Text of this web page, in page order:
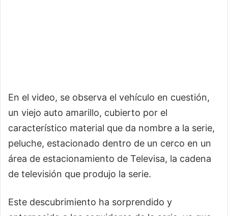
En el video, se observa el vehículo en cuestión,
un viejo auto amarillo, cubierto por el
característico material que da nombre a la serie,
peluche, estacionado dentro de un cerco en un
área de estacionamiento de Televisa, la cadena
de televisión que produjo la serie.
Este descubrimiento ha sorprendido y